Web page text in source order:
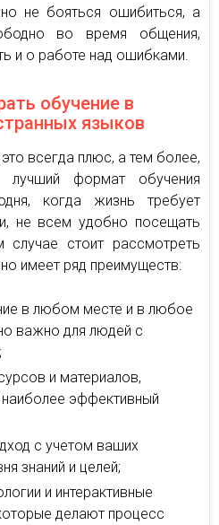
не бояться ошибиться, а
во время общения,
и о работе над ошибками.
обучение в
языков
всегда плюс, а тем более,
формат обучения
когда жизнь требует
не всем удобно посещать
стоит рассмотреть
имеет ряд преимуществ:
в любом месте и в любое
важно для людей с
и материалов,
эффективный
с учетом ваших
знаний и целей;
и интерактивные
делают процесс